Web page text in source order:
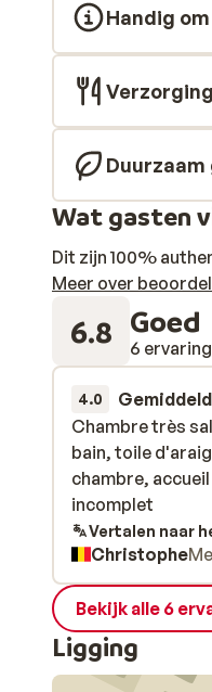
Handig
Verzorging
Wat gasten
Dit zijn 100%
Meer over
6.8 Goed
6
4.0 Gemiddeld
Chambre très
bain, toile
chambre,
incomplet
Chambre très
bain, toile
chambre,
incomplet
Vertalen naar
Christophe
Bekijk alle 6
Ligging